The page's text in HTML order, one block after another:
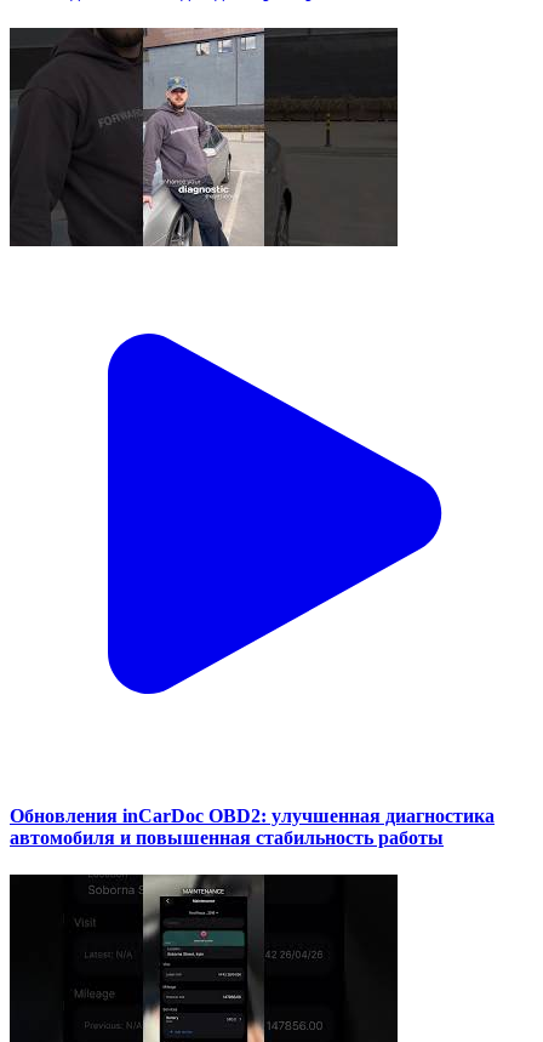
Обновления inCarDoc OBD2: улучшенная диагностика
автомобиля и повышенная стабильность работы